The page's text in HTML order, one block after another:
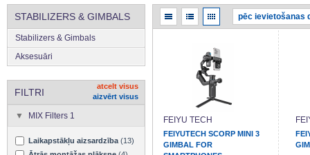
STABILIZERS & GIMBALS
Stabilizers & Gimbals
Aksesuāri
FILTRI
atcelt visus
aizvērt visus
MIX Filters 1
Laikapstākļu aizsardzība (13)
FEIYU TECH
FEIYUTECH SCORP MINI 3
GIMBAL FOR